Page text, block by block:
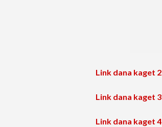
Link dana kaget 2
Link dana kaget 3
Link dana kaget 4